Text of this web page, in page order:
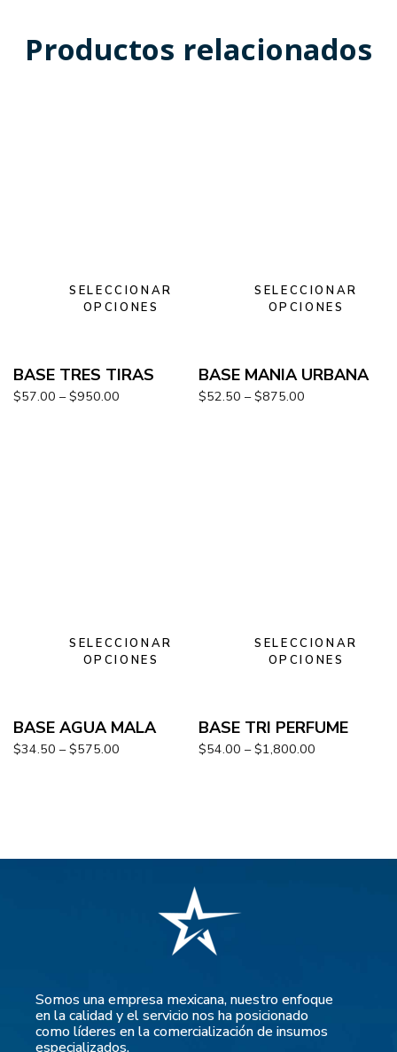
Productos relacionados
SELECCIONAR
OPCIONES
BASE TRES TIRAS
$57.00 – $950.00
SELECCIONAR
OPCIONES
BASE MANIA URBANA
$52.50 – $875.00
SELECCIONAR
OPCIONES
BASE AGUA MALA
$34.50 – $575.00
SELECCIONAR
OPCIONES
BASE TRI PERFUME
$54.00 – $1,800.00
Somos una empresa mexicana, nuestro enfoque
en la calidad y el servicio nos ha posicionado
como líderes en la comercialización de insumos
especializados.